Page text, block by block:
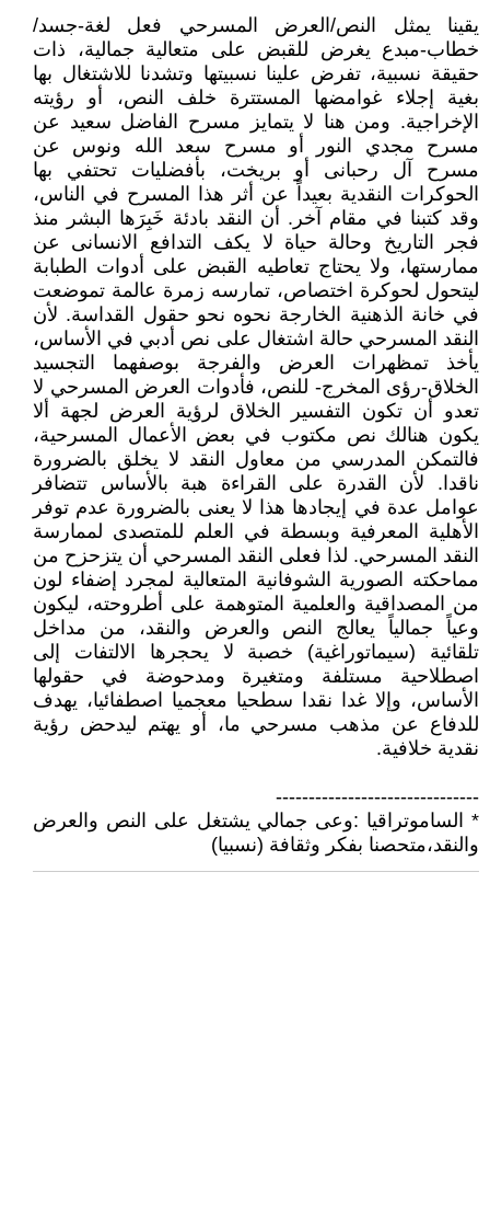
يقينا يمثل النص/العرض المسرحي فعل لغة-جسد/
خطاب-مبدع يغرض للقبض على متعالية جمالية، ذات
حقيقة نسبية، تفرض علينا نسبيتها وتشدنا للاشتغال بها
بغية إجلاء غوامضها المستترة خلف النص، أو رؤيته
الإخراجية. ومن هنا لا يتمايز مسرح الفاضل سعيد عن
مسرح مجدي النور أو مسرح سعد الله ونوس عن
مسرح آل رحبانى أو بريخت، بأفضليات تحتفي بها
الحوكرات النقدية بعيداً عن أثر هذا المسرح في الناس،
وقد كتبنا في مقام آخر. أن النقد بادئة خَبِرَها البشر منذ
فجر التاريخ وحالة حياة لا يكف التدافع الانسانى عن
ممارستها، ولا يحتاج تعاطيه القبض على أدوات الطبابة
ليتحول لحوكرة اختصاص، تمارسه زمرة عالمة تموضعت
في خانة الذهنية الخارجة نحوه نحو حقول القداسة. لأن
النقد المسرحي حالة اشتغال على نص أدبي في الأساس،
يأخذ تمظهرات العرض والفرجة بوصفهما التجسيد
الخلاق-رؤى المخرج- للنص، فأدوات العرض المسرحي لا
تعدو أن تكون التفسير الخلاق لرؤية العرض لجهة ألا
يكون هنالك نص مكتوب في بعض الأعمال المسرحية،
فالتمكن المدرسي من معاول النقد لا يخلق بالضرورة
ناقدا. لأن القدرة على القراءة هبة بالأساس تتضافر
عوامل عدة في إيجادها هذا لا يعنى بالضرورة عدم توفر
الأهلية المعرفية وبسطة في العلم للمتصدى لممارسة
النقد المسرحي. لذا فعلى النقد المسرحي أن يتزحزح من
مماحكته الصورية الشوفانية المتعالية لمجرد إضفاء لون
من المصداقية والعلمية المتوهمة على أطروحته، ليكون
وعياً جمالياً يعالج النص والعرض والنقد، من مداخل
تلقائية (سيماتوراغية) خصبة لا يحجرها الالتفات إلى
اصطلاحية مستلفة ومتغيرة ومدحوضة في حقولها
الأساس، وإلا غدا نقدا سطحيا معجميا اصطفائيا، يهدف
للدفاع عن مذهب مسرحي ما، أو يهتم ليدحض رؤية
نقدية خلافية.
-------------------------------
* الساموتراقيا :وعى جمالي يشتغل على النص والعرض
والنقد،متحصنا بفكر وثقافة (نسبيا)